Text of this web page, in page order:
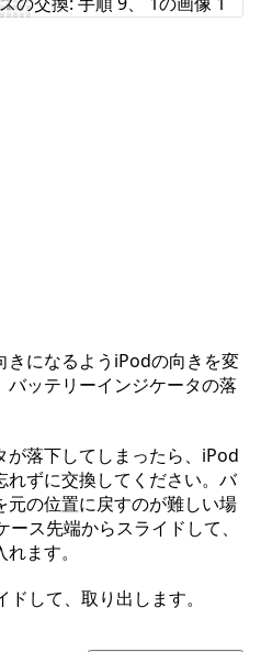
きになるようiPodの向きを変
バッテリーインジケータの落
が落下してしまったら、iPod
れずに交換してください。バ
元の位置に戻すのが難しい場
ス先端からスライドして、
ます。
して、取り出します。